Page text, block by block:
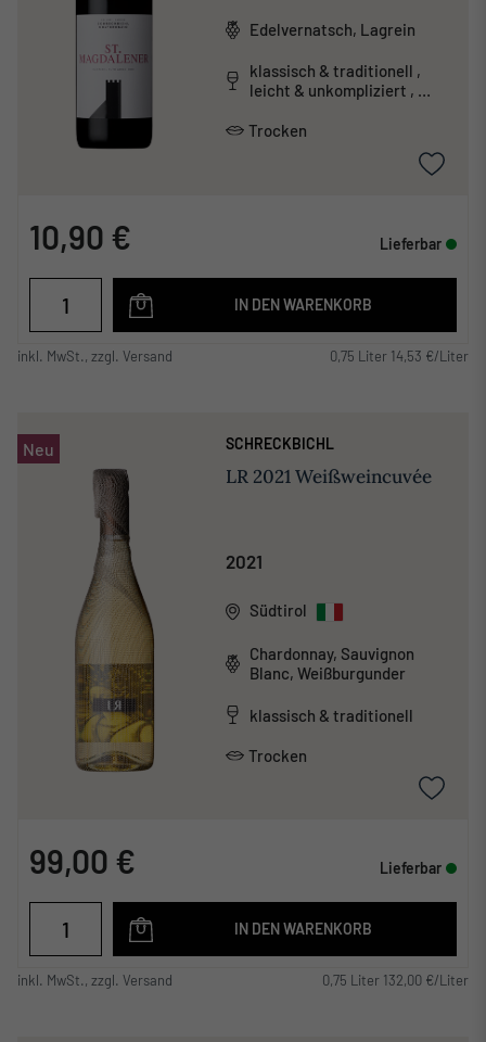
Edelvernatsch, Lagrein
klassisch & traditionell ,
leicht & unkompliziert ,
Trocken
10,90 € Lieferbar
IN DEN WARENKORB
inkl. MwSt., zzgl. Versand 0,75 Liter 14,53 €/Liter
Neu SCHRECKBICHL
LR 2021 Weißweincuvée
2021
Südtirol
Chardonnay, Sauvignon
Blanc, Weißburgunder
klassisch & traditionell
Trocken
99,00 € Lieferbar
IN DEN WARENKORB
inkl. MwSt., zzgl. Versand 0,75 Liter 132,00 €/Liter